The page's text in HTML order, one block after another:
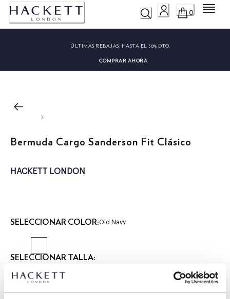
0 Menú
ÚLTIMAS REBAJAS: HASTA EL 50% DTO.
COMPRAR AHORA
Bermuda Cargo Sanderson Fit Clásico
HACKETT LONDON
SELECCIONAR COLOR:Old Navy
SELECCIONAR TALLA:
28 30 31 40 42
Talla modelo:34 R